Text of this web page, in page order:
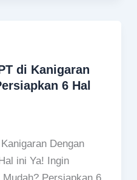
di Kanigaran
6 Hal
Dengan
ini Ya! Ingin